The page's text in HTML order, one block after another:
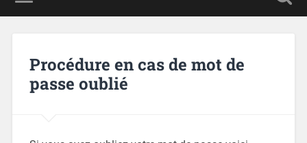
Procédure en cas de mot de
passe oublié